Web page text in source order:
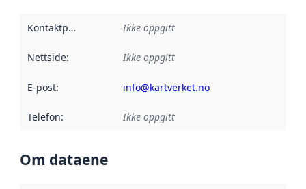
Kontaktpunkt Ikke oppgitt
Nettside: Ikke oppgitt
E-post: info@kartverket.no
Telefon: Ikke oppgitt
Om dataene